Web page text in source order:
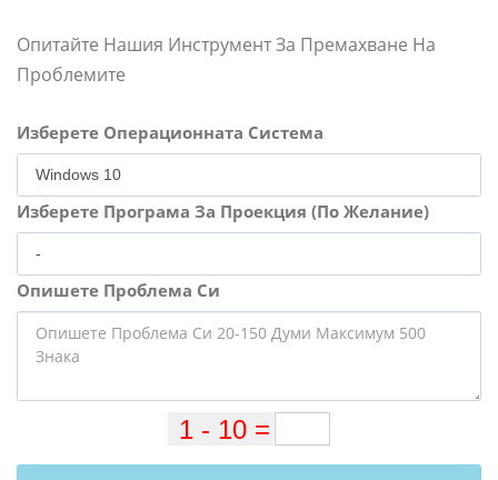
Опитайте Нашия Инструмент За Премахване На
Проблемите
Изберете Операционната Система
Изберете Програма За Проекция (По Желание)
Опишете Проблема Си